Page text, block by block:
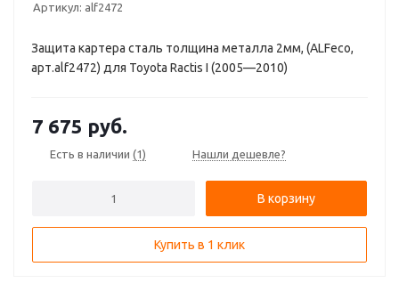
Артикул: alf2472
Защита картера сталь толщина металла 2мм, (ALFeco,
арт.alf2472) для Toyota Ractis I (2005—2010)
7 675 руб.
Есть в наличии (1) Нашли дешевле?
В корзину
Купить в 1 клик